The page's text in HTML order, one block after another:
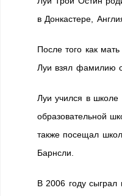
в Донкастере,
После того как
Луи взял фамилию
Луи учился в школе
образовательной
также посещал
Барнсли.
В 2006 году